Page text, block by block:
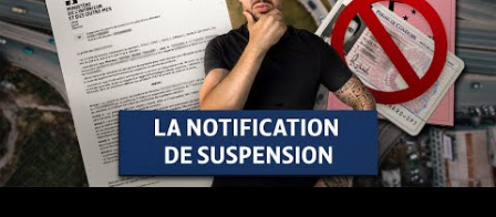
seul le lieu de naissance pourrait normalement faire
la différence mais n’est pas systématiquement
vérifié.
Les risques d’une justice mal adaptée
face aux erreurs d’identité